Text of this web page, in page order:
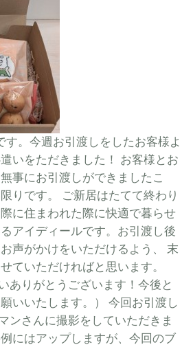
す。今週お引渡しをしたお客様よ
いをただきました！ お客様とお
事にお引渡しができましたこ
りです。 ご新居はたてて終わり
に住まわれた際に快適で暮らせ
アイディールです。お引渡し後
声がかけをいただけるよう、 末
ていただければと思います。
ありがとうございます！今後と
いいたします。） 今回お引渡し
ンさんに撮影をしていただきま
にはアップしますが、今回のブ